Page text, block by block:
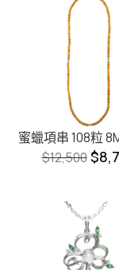
蜜蠟項串 108粒
$12,500 $